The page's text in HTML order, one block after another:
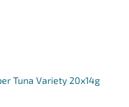
Tuna Variety 20x14g